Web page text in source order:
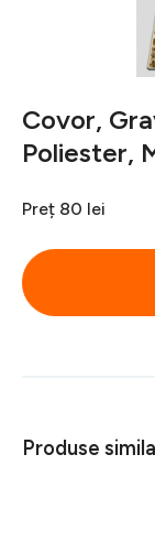
Covor,
Poliester,
Preț 80 lei
Produse